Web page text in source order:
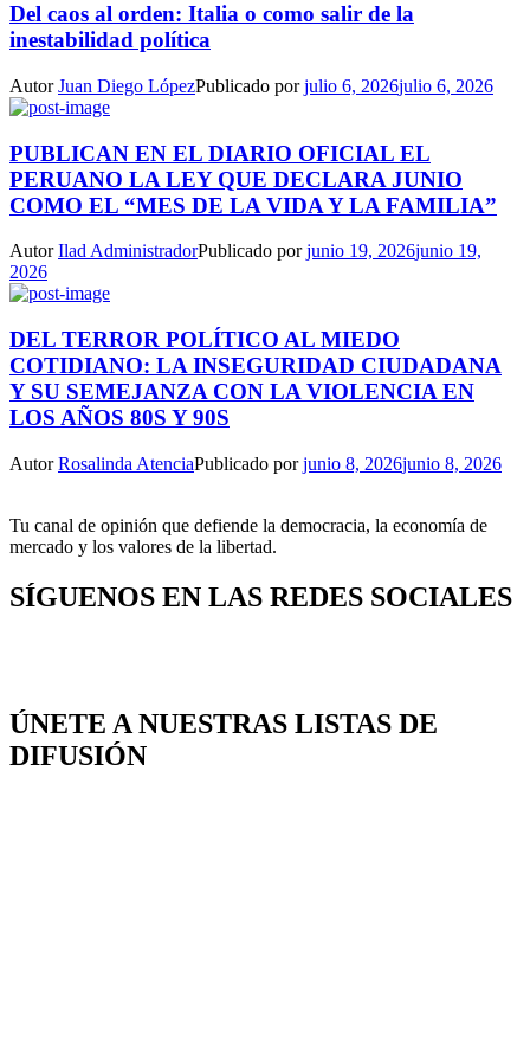
Del caos al orden: Italia o como salir de la
inestabilidad política
AutorJuan Diego LópezPublicado porjulio 6, 2026julio 6, 2026
PUBLICAN EN EL DIARIO OFICIAL EL
PERUANO LA LEY QUE DECLARA JUNIO
COMO EL “MES DE LA VIDA Y LA FAMILIA”
AutorIlad AdministradorPublicado porjunio 19, 2026junio 19,
2026
DEL TERROR POLÍTICO AL MIEDO
COTIDIANO: LA INSEGURIDAD CIUDADANA
Y SU SEMEJANZA CON LA VIOLENCIA EN
LOS AÑOS 80S Y 90S
AutorRosalinda AtenciaPublicado porjunio 8, 2026junio 8, 2026
Tu canal de opinión que defiende la democracia, la economía de
mercado y los valores de la libertad.
SÍGUENOS EN LAS REDES SOCIALES
ÚNETE A NUESTRAS LISTAS DE
DIFUSIÓN